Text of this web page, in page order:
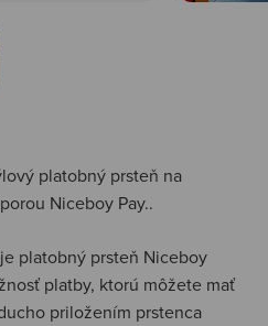
platobný prsteň na
Niceboy Pay..
platobný prsteň Niceboy
platby, ktorú môžete mať
priložením prstenca